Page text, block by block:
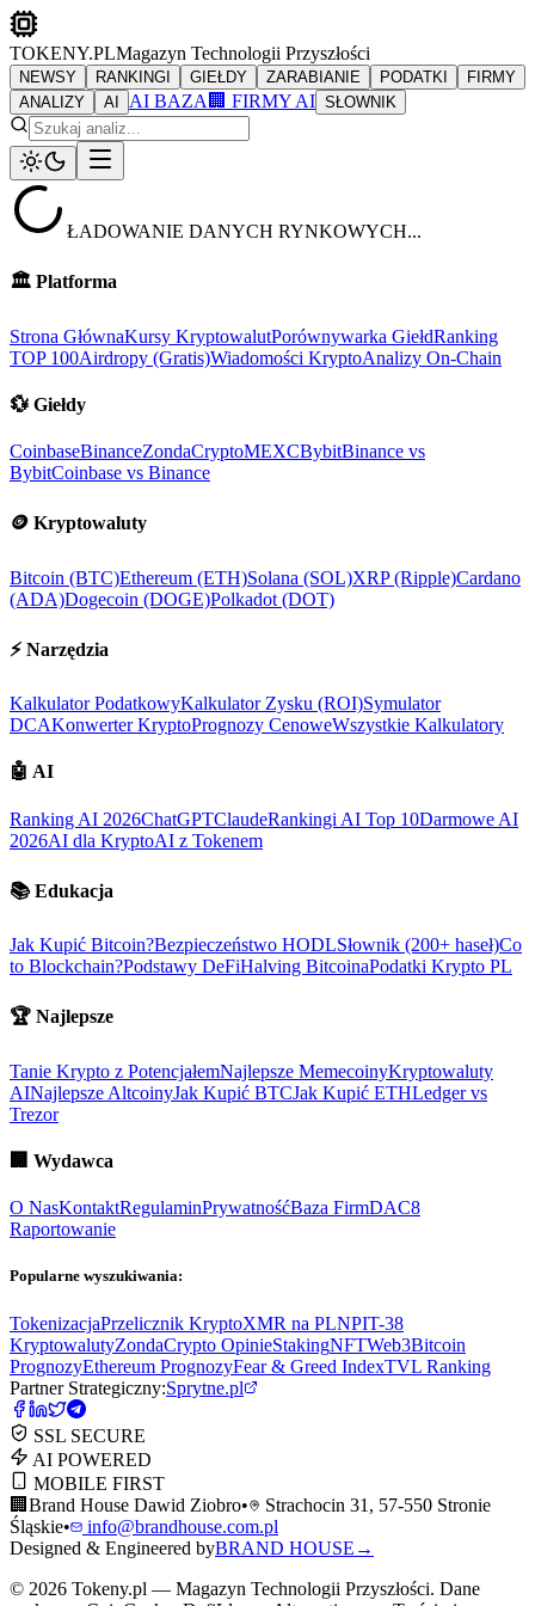
TOKENY.PLMagazyn Technologii Przyszłości
NEWSY RANKINGI GIEŁDY ZARABIANIE PODATKI
FIRMY
ANALIZY
AI AI BAZA 🏢 FIRMY AI SŁOWNIK
ŁADOWANIE DANYCH RYNKOWYCH...
🏛️ Platforma
Strona GłównaKursy KryptowalutPorównywarka GiełdRanking
TOP 100Airdropy (Gratis)Wiadomości KryptoAnalizy On-Chain
💱 Giełdy
CoinbaseBinanceZondaCryptoMEXCBybitBinance vs
BybitCoinbase vs Binance
🪙 Kryptowaluty
Bitcoin (BTC)Ethereum (ETH)Solana (SOL)XRP (Ripple)Cardano
(ADA)Dogecoin (DOGE)Polkadot (DOT)
⚡ Narzędzia
Kalkulator PodatkowyKalkulator Zysku (ROI)Symulator
DCAKonwerter KryptoPrognozy CenoweWszystkie Kalkulatory
🤖 AI
Ranking AI 2026ChatGPTClaudeRankingi AI Top 10Darmowe AI
2026AI dla KryptoAI z Tokenem
📚 Edukacja
Jak Kupić Bitcoin?Bezpieczeństwo HODLSłownik (200+ haseł)Co
to Blockchain?Podstawy DeFiHalving BitcoinaPodatki Krypto PL
🏆 Najlepsze
Tanie Krypto z PotencjałemNajlepsze MemecoinyKryptowaluty
AINajlepsze AltcoinyJak Kupić BTCJak Kupić ETHLedger vs
Trezor
🏢 Wydawca
O NasKontaktRegulaminPrywatnośćBaza FirmDAC8
Raportowanie
Popularne wyszukiwania:
TokenizacjaPrzelicznik KryptoXMR na PLNPIT-38
KryptowalutyZondaCrypto OpinieStakingNFTWeb3Bitcoin
PrognozyEthereum PrognozyFear & Greed IndexTVL Ranking
Partner Strategiczny:Sprytne.pl
SSL SECURE
AI POWERED
MOBILE FIRST
🏢 Brand House Dawid Ziobro•
Strachocin 31, 57-550 Stronie
Śląskie•
info@brandhouse.com.pl
Designed & Engineered byBRAND HOUSE →
© 2026 Tokeny.pl — Magazyn Technologii Przyszłości. Dane